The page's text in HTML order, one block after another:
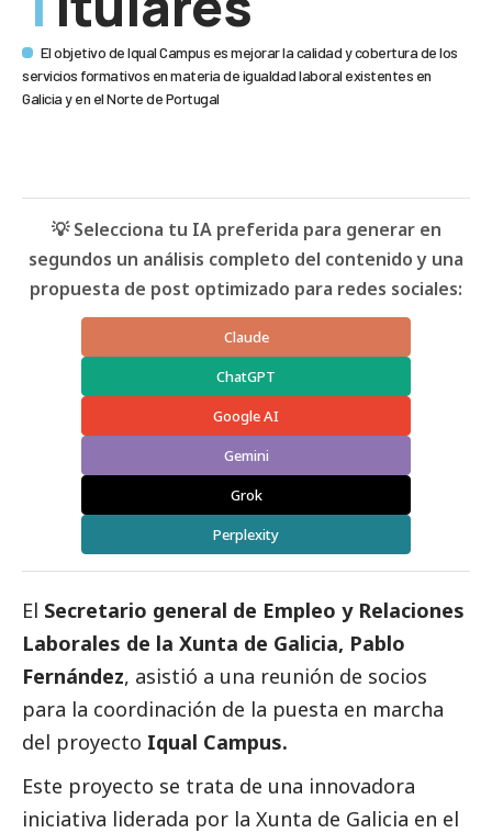
El objetivo de Iqual Campus es mejorar la calidad y cobertura de los
servicios formativos en materia de igualdad laboral existentes en
Galicia y en el Norte de Portugal
💡 Selecciona tu IA preferida para generar en
segundos un análisis completo del contenido y una
propuesta de post optimizado para redes sociales:
Claude
ChatGPT
Google AI
Gemini
Grok
Perplexity
El Secretario general de Empleo y Relaciones
Laborales de la Xunta de Galicia, Pablo
Fernández, asistió a una reunión de socios
para la coordinación de la puesta en marcha
del proyecto Iqual Campus.
Este proyecto se trata de una innovadora
iniciativa liderada por la Xunta de Galicia en el